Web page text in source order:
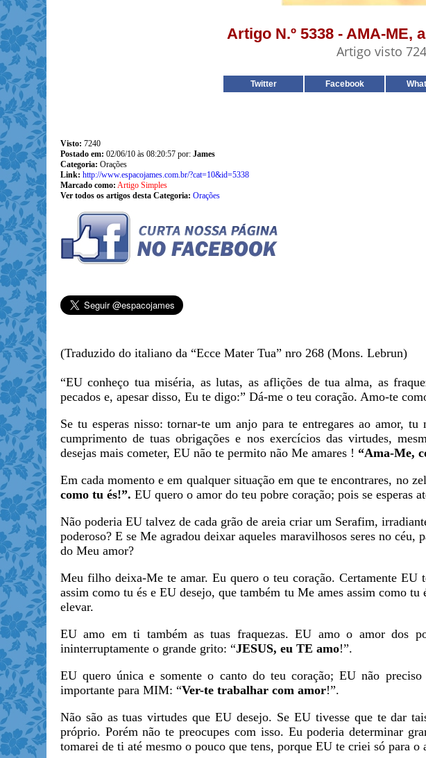
Artigo N.º 5338 - AMA-ME,
Artigo visto
Twitter Facebook
Visto: 7240
Postado em: 02/06/10 às 08:20:57 por: James
Categoria: Orações
Link: http://www.espacojames.com.br/?cat=10&id=5338
Marcado como: Artigo Simples
Ver todos os artigos desta Categoria: Orações
(Traduzido do italiano da “Ecce Mater Tua” nro 268 (Mons. Lebrun)
“EU conheço tua miséria, as lutas, as aflições de tua alma, as
pecados e, apesar disso, Eu te digo:” Dá-me o teu coração. Amo-te
Se tu esperas nisso: tornar-te um anjo para te entregares ao amor,
cumprimento de tuas obrigações e nos exercícios das virtudes,
desejas mais cometer, EU não te permito não Me amares ! “Ama-Me,
Em cada momento e em qualquer situação em que te encontrares, no
como tu és!”. EU quero o amor do teu pobre coração; pois se esperas
Não poderia EU talvez de cada grão de areia criar um Serafim,
poderoso? E se Me agradou deixar aqueles maravilhosos seres no
do Meu amor?
Meu filho deixa-Me te amar. Eu quero o teu coração. Certamente
assim como tu és e EU desejo, que também tu Me ames assim como
elevar.
EU amo em ti também as tuas fraquezas. EU amo o amor dos
ininterruptamente o grande grito: “JESUS, eu TE amo!”.
EU quero única e somente o canto do teu coração; EU não
importante para MIM: “Ver-te trabalhar com amor!”.
Não são as tuas virtudes que EU desejo. Se EU tivesse que te dar
próprio. Porém não te preocupes com isso. Eu poderia determinar
tomarei de ti até mesmo o pouco que tens, porque EU te criei só para o